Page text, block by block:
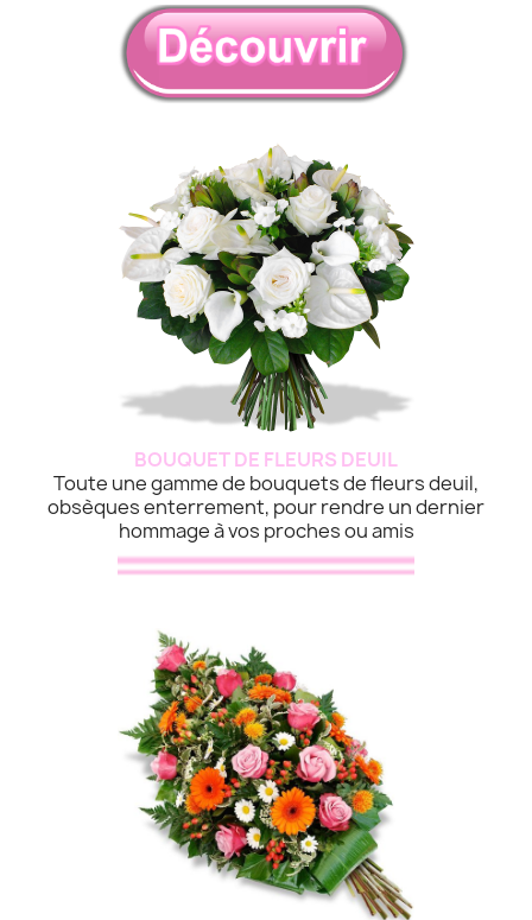
BOUQUET DE FLEURS DEUIL
Toute une gamme de bouquets de fleurs deuil,
obsèques enterrement, pour rendre un dernier
hommage à vos proches ou amis